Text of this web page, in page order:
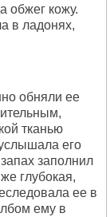
кожу.
в ладонях,
обняли ее
тканью
его
заполнил
глубокая,
ее в
ему в